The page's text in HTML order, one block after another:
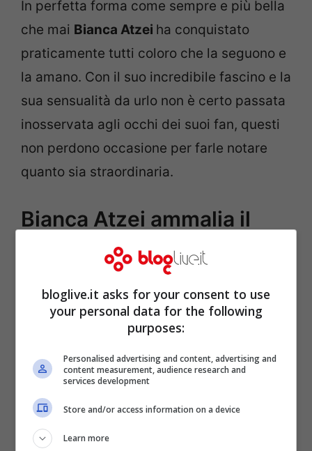
In perfetta forma come sempre e più bella
che mai Bianca Atzei ha conquistato
praticamente tutti coloro che la seguono e
la amano. Con il suo incredibile fascino e la
sua sensualità da urlo non è certo passata
inosservata agli occhi dei suoi fan, questi
non perdono occasione per farle notare
quanto sia straordinaria.
Bianca Atzei ammalia il
web con lo sguardo,
l’occhio dei fan cade lì
bloglive.it asks for your consent to use
your personal data for the following
purposes:
Personalised advertising and content, advertising and
content measurement, audience research and
services development
Store and/or access information on a device
Learn more